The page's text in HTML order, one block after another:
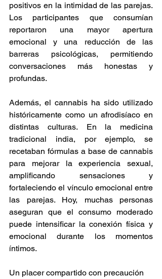
positivos en la intimidad de las parejas.
Los participantes que consumían
reportaron una mayor apertura
emocional y una reducción de las
barreras psicológicas, permitiendo
conversaciones más honestas y
profundas.
Además, el cannabis ha sido utilizado
históricamente como un afrodisíaco en
distintas culturas. En la medicina
tradicional india, por ejemplo, se
recetaban fórmulas a base de cannabis
para mejorar la experiencia sexual,
amplificando sensaciones y
fortaleciendo el vínculo emocional entre
las parejas. Hoy, muchas personas
aseguran que el consumo moderado
puede intensificar la conexión física y
emocional durante los momentos
íntimos.
Un placer compartido con precaución